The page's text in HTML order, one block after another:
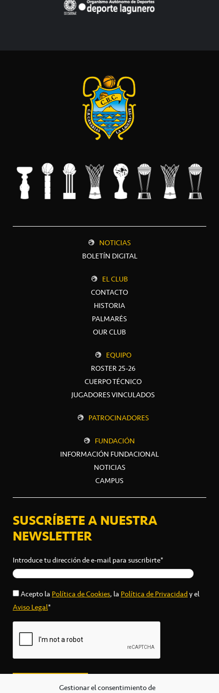
Gestionar el consentimiento de
NOTICIAS
BOLETÍN DIGITAL
EL CLUB
CONTACTO
HISTORIA
PALMARÉS
OUR CLUB
EQUIPO
ROSTER 25-26
CUERPO TÉCNICO
JUGADORES VINCULADOS
PATROCINADORES
FUNDACIÓN
INFORMACIÓN FUNDACIONAL
NOTICIAS
CAMPUS
SUSCRÍBETE A NUESTRA
NEWSLETTER
Introduce tu dirección de e-mail para suscribirte*
Acepto laPolítica de Cookies, laPolítica de Privacidady el
Aviso Legal*